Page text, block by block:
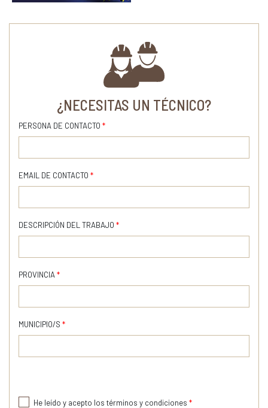
¿NECESITAS UN TÉCNICO?
PERSONA DE CONTACTO *
EMAIL DE CONTACTO *
DESCRIPCIÓN DEL TRABAJO *
PROVINCIA *
MUNICIPIO/S *
He leído y acepto los términos y condiciones *